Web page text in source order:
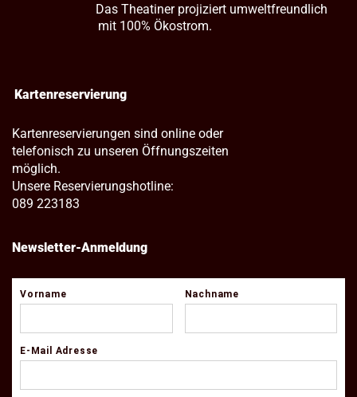
Das Theatiner projiziert umweltfreundlich
mit 100% Ökostrom.
Kartenreservierung
Kartenreservierungen sind online oder
telefonisch zu unseren Öffnungszeiten
möglich.
Unsere Reservierungshotline:
089 223183
Newsletter-Anmeldung